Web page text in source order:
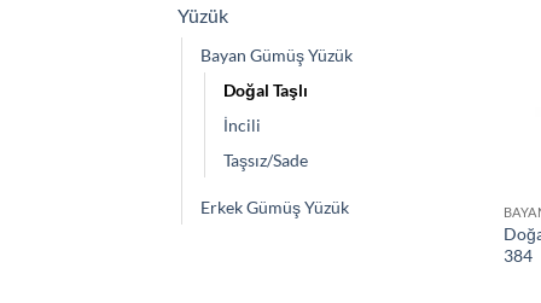
Yüzük
Bayan Gümüş Yüzük
Doğal Taşlı
İncili
Taşsız/Sade
Erkek Gümüş Yüzük
384